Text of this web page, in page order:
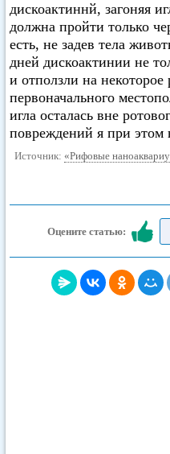
дискоактиннй, загоняя
должна пройти только
есть, не задев тела
дней дискоактинии не
и отползли на некоторое
первоначального
игла осталась вне
повреждений я при этом
Источник: «Рифовые
Оцените статью: